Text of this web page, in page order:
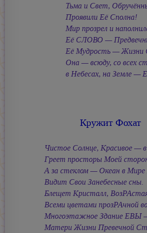
Тьма и Свет,
Проявили Её Сполна!
Мир прозрел и
Её СЛОВО —
Её Мудрость — Жизни
Она — всюду, со всех
в Небесах, на Земле
Кружит Фохат
Чистое Солнце, Красивое —
Греет просторы Моей
А за стеклом — Океан в
Видит Свои Занебесные сны.
Блещет Кристалл,
Всеми цветами прозРАчной
Многоэтажное Здание ЕВЫ
Матери Жизни Превечной